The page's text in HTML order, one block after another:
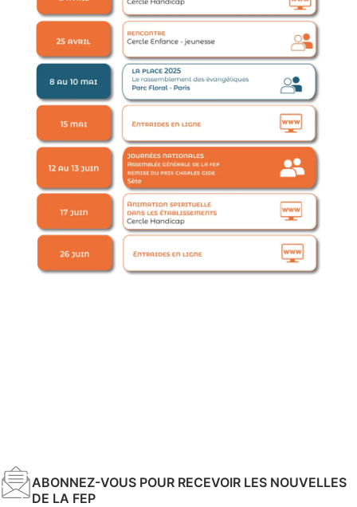
ABONNEZ-VOUS POUR RECEVOIR LES NOUVELLES
DE LA FEP